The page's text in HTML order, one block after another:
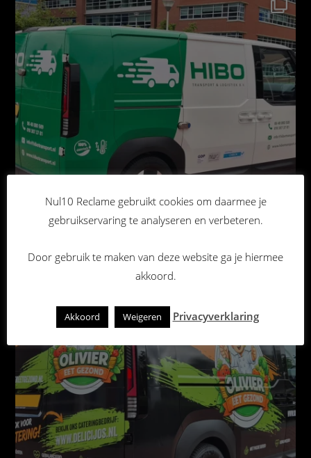
Nul10 Reclame gebruikt cookies om daarmee je
gebruikservaring te analyseren en verbeteren.
Door gebruik te maken van deze website ga je hiermee
akkoord.
Akkoord Weigeren Privacyverklaring